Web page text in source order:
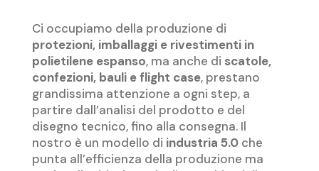
Ci occupiamo della produzione di
protezioni, imballaggi e rivestimenti in
polietilene espanso, ma anche di scatole,
confezioni, bauli e flight case, prestano
grandissima attenzione a ogni step, a
partire dall’analisi del prodotto e del
disegno tecnico, fino alla consegna. Il
nostro è un modello di industria 5.0che
punta all’efficienza della produzione ma